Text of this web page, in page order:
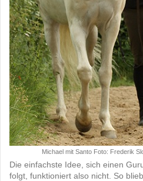
Michael mit Santo Foto: Frederik
Die einfachste Idee, sich einen
folgt, funktioniert also nicht. So